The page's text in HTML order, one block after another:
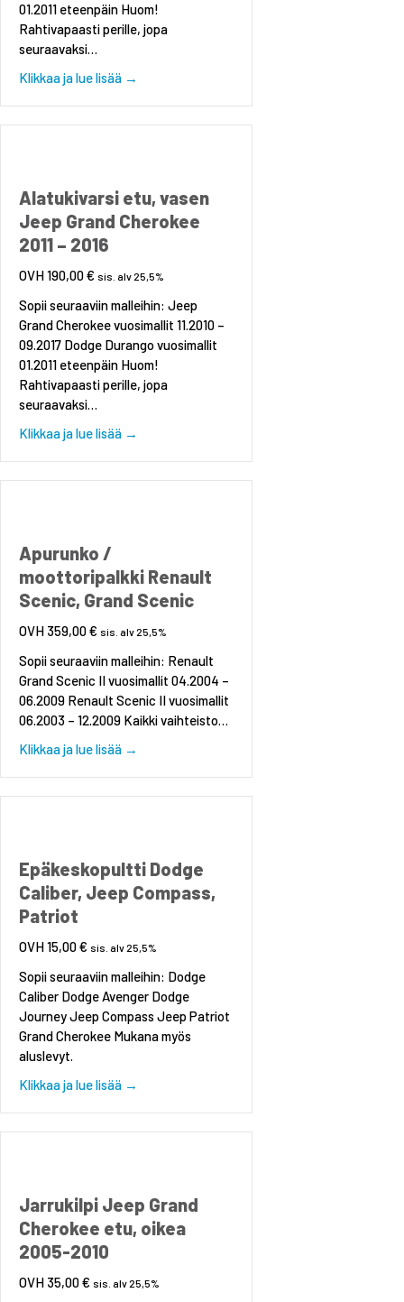
01.2011 eteenpäin Huom!
Rahtivapaasti perille, jopa
seuraavaksi…
Klikkaa ja lue lisää →
Alatukivarsi etu, vasen
Jeep Grand Cherokee
2011 – 2016
190,00€ sis. alv 25,5%
Sopii seuraaviin malleihin: Jeep
Grand Cherokee vuosimallit 11.2010 –
09.2017 Dodge Durango vuosimallit
01.2011 eteenpäin Huom!
Rahtivapaasti perille, jopa
seuraavaksi…
Klikkaa ja lue lisää →
Apurunko /
moottoripalkki Renault
Scenic, Grand Scenic
359,00€ sis. alv 25,5%
Sopii seuraaviin malleihin: Renault
Grand Scenic II vuosimallit 04.2004 –
06.2009 Renault Scenic II vuosimallit
06.2003 – 12.2009 Kaikki vaihteisto…
Klikkaa ja lue lisää →
Epäkeskopultti Dodge
Caliber, Jeep Compass,
Patriot
15,00€ sis. alv 25,5%
Sopii seuraaviin malleihin: Dodge
Caliber Dodge Avenger Dodge
Journey Jeep Compass Jeep Patriot
Grand Cherokee Mukana myös
aluslevyt.
Klikkaa ja lue lisää →
Jarrukilpi Jeep Grand
Cherokee etu, oikea
2005-2010
35,00€ sis. alv 25,5%